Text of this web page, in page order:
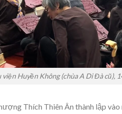
viện Huyền Không (chùa A Di Đà cũ),
Thích Thiên Ân thành lập